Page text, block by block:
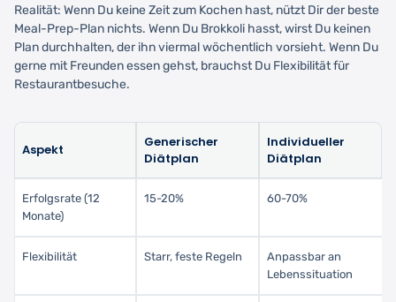
Realität: Wenn Du keine Zeit zum Kochen hast, nützt Dir der beste
Meal-Prep-Plan nichts. Wenn Du Brokkoli hasst, wirst Du keinen
Plan durchhalten, der ihn viermal wöchentlich vorsieht. Wenn Du
gerne mit Freunden essen gehst, brauchst Du Flexibilität für
Restaurantbesuche.
Aspekt
Generischer
Diätplan
Individueller
Diätplan
Erfolgsrate (12
Monate)
15-20% 60-70%
Flexibilität Starr, feste Regeln
Anpassbar an
Lebenssituation